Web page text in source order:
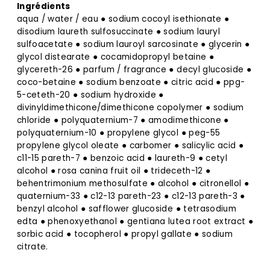
Ingrédients
aqua / water / eau ● sodium cocoyl isethionate ●
disodium laureth sulfosuccinate ● sodium lauryl
sulfoacetate ● sodium lauroyl sarcosinate ● glycerin ●
glycol distearate ● cocamidopropyl betaine ●
glycereth-26 ● parfum / fragrance ● decyl glucoside ●
coco-betaine ● sodium benzoate ● citric acid ● ppg-
5-ceteth-20 ● sodium hydroxide ●
divinyldimethicone/dimethicone copolymer ● sodium
chloride ● polyquaternium-7 ● amodimethicone ●
polyquaternium-10 ● propylene glycol ● peg-55
propylene glycol oleate ● carbomer ● salicylic acid ●
c11-15 pareth-7 ● benzoic acid ● laureth-9 ● cetyl
alcohol ● rosa canina fruit oil ● trideceth-12 ●
behentrimonium methosulfate ● alcohol ● citronellol ●
quaternium-33 ● c12-13 pareth-23 ● c12-13 pareth-3 ●
benzyl alcohol ● safflower glucoside ● tetrasodium
edta ● phenoxyethanol ● gentiana lutea root extract ●
sorbic acid ● tocopherol ● propyl gallate ● sodium
citrate.